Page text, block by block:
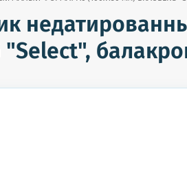
"Select",